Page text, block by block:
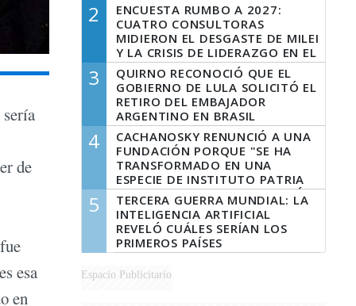
de
esa
en
2
ENCUESTA RUMBO A 2027:
CUATRO CONSULTORAS
MIDIERON EL DESGASTE DE MILEI
Y LA CRISIS DE LIDERAZGO EN EL
PERONISMO
3
QUIRNO RECONOCIÓ QUE EL
GOBIERNO DE LULA SOLICITÓ EL
RETIRO DEL EMBAJADOR
ARGENTINO EN BRASIL
4
CACHANOSKY RENUNCIÓ A UNA
FUNDACIÓN PORQUE "SE HA
TRANSFORMADO EN UNA
ESPECIE DE INSTITUTO PATRIA
INCONDICIONAL DE LA GESTIÓN
DE MILEI"
5
TERCERA GUERRA MUNDIAL: LA
INTELIGENCIA ARTIFICIAL
REVELÓ CUÁLES SERÍAN LOS
PRIMEROS PAÍSES
LATINOAMERICANOS EN SER
DERROTADOS
Espacio Publicitario